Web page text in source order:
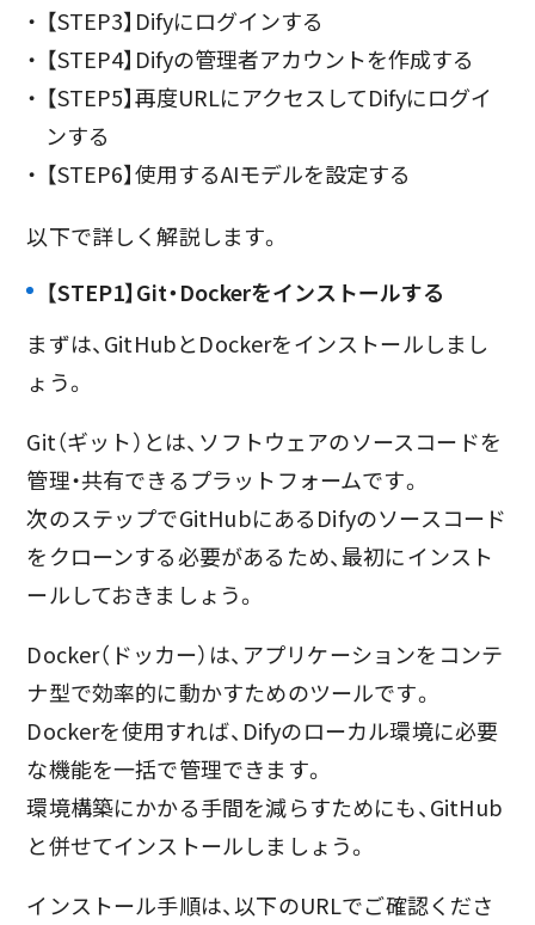
【STEP3】Difyにログインする
【STEP4】Difyの管理者アカウントを作成する
【STEP5】再度URLにアクセスしてDifyにログイ
ンする
【STEP6】使用するAIモデルを設定する
以下で詳しく解説します。
【STEP1】Git・Dockerをインストールする
まずは、GitHubとDockerをインストールしまし
ょう。
Git（ギット）とは、ソフトウェアのソースコードを
管理・共有できるプラットフォームです。
次のステップでGitHubにあるDifyのソースコード
をクローンする必要があるため、最初にインスト
ールしておきましょう。
Docker（ドッカー）は、アプリケーションをコンテ
ナ型で効率的に動かすためのツールです。
Dockerを使用すれば、Difyのローカル環境に必要
な機能を一括で管理できます。
環境構築にかかる手間を減らすためにも、GitHub
と併せてインストールしましょう。
インストール手順は、以下のURLでご確認くださ